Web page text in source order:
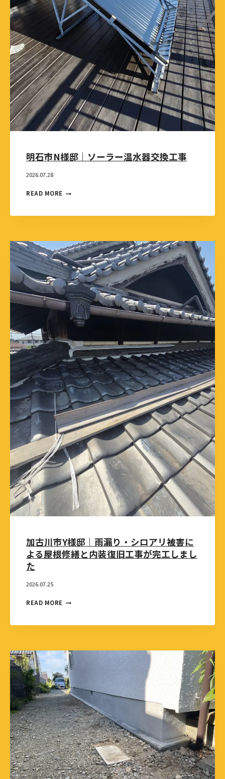
明石市N様邸｜ソーラー温水器交換工事
2026.07.28
READ MORE
加古川市Y様邸｜雨漏り・シロアリ被害に
よる屋根修繕と内装復旧工事が完工しまし
た
2026.07.25
READ MORE